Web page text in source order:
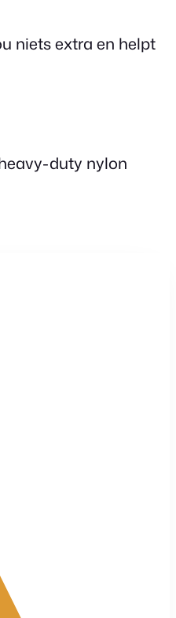
niets extra en helpt
duty nylon